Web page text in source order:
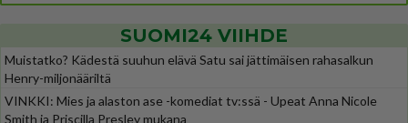
SUOMI24 VIIHDE
Muistatko? Kädestä suuhun elävä Satu sai jättimäisen rahasalkun
Henry-miljonääriltä
VINKKI: Mies ja alaston ase -komediat tv:ssä - Upeat Anna Nicole
Smith ja Priscilla Presley mukana